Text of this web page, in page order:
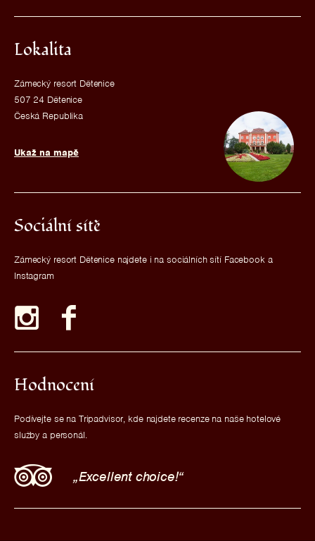
Lokalita
Zámecký resort Dětenice
507 24 Dětenice
Česká Republika
Ukaž na mapě
Sociální sítě
Zámecký resort Dětenice najdete i na sociálních sítí Facebook a
Instagram
Hodnocení
Podívejte se na Tripadvisor, kde najdete recenze na naše hotelové
služby a personál.
Excellent choice!